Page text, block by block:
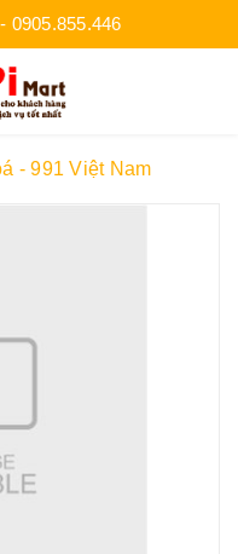
0905.855.446
- 991 Việt Nam